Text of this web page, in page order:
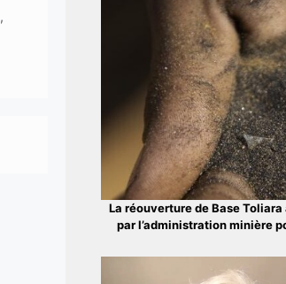
,
La réouverture de Base Toliara
par l’administration minière